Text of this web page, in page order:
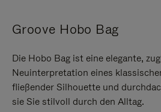
Groove Hobo Bag
Die Hobo Bag ist eine elegante,
Neuinterpretation eines
fließender Silhouette und
sie Sie stilvoll durch den Alltag.